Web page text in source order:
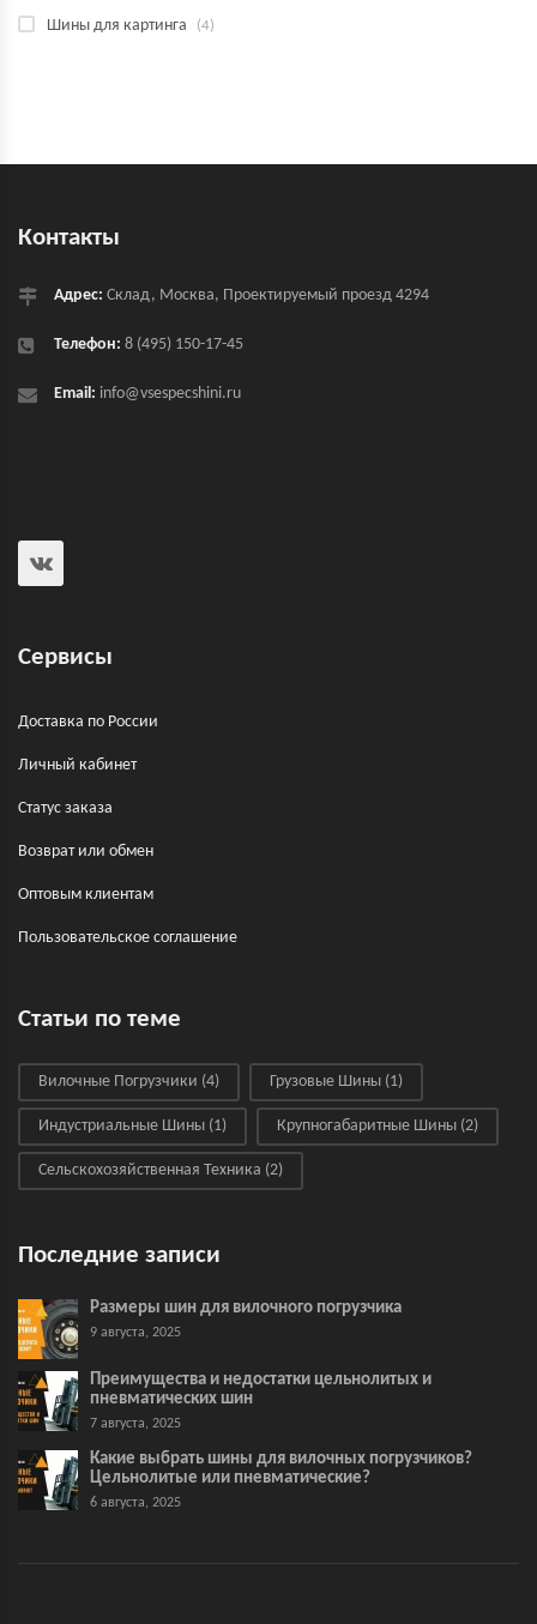
Шины для картинга (4)
Контакты
Адрес: Склад, Москва, Проектируемый проезд 4294
Телефон: 8 (495) 150-17-45
Email: info@vsespecshini.ru
Сервисы
Доставка по России
Личный кабинет
Статус заказа
Возврат или обмен
Оптовым клиентам
Пользовательское соглашение
Статьи по теме
Вилочные Погрузчики (4) Грузовые Шины (1)
Индустриальные Шины (1) Крупногабаритные Шины (2)
Сельскохозяйственная Техника (2)
Последние записи
Размеры шин для вилочного погрузчика
9 августа, 2025
Преимущества и недостатки цельнолитых и
пневматических шин
7 августа, 2025
Какие выбрать шины для вилочных погрузчиков?
Цельнолитые или пневматические?
6 августа, 2025